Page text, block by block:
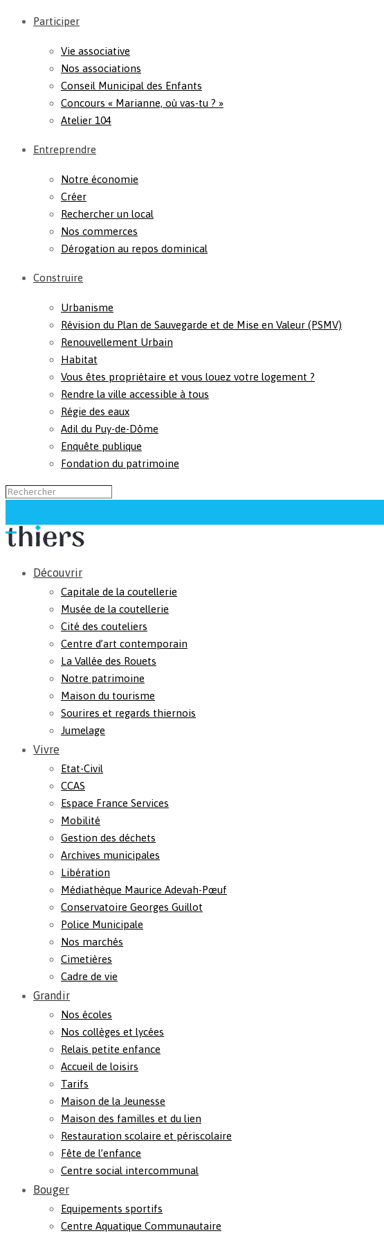
Participer
Vie associative
Nos associations
Conseil Municipal des Enfants
Concours « Marianne, où vas-tu ? »
Atelier 104
Entreprendre
Notre économie
Créer
Rechercher un local
Nos commerces
Dérogation au repos dominical
Construire
Urbanisme
Révision du Plan de Sauvegarde et de Mise en Valeur (PSMV)
Renouvellement Urbain
Habitat
Vous êtes propriétaire et vous louez votre logement ?
Rendre la ville accessible à tous
Régie des eaux
Adil du Puy-de-Dôme
Enquête publique
Fondation du patrimoine
Découvrir
Capitale de la coutellerie
Musée de la coutellerie
Cité des couteliers
Centre d’art contemporain
La Vallée des Rouets
Notre patrimoine
Maison du tourisme
Sourires et regards thiernois
Jumelage
Vivre
Etat-Civil
CCAS
Espace France Services
Mobilité
Gestion des déchets
Archives municipales
Libération
Médiathèque Maurice Adevah-Pœuf
Conservatoire Georges Guillot
Police Municipale
Nos marchés
Cimetières
Cadre de vie
Grandir
Nos écoles
Nos collèges et lycées
Relais petite enfance
Accueil de loisirs
Tarifs
Maison de la Jeunesse
Maison des familles et du lien
Restauration scolaire et périscolaire
Fête de l’enfance
Centre social intercommunal
Bouger
Equipements sportifs
Centre Aquatique Communautaire